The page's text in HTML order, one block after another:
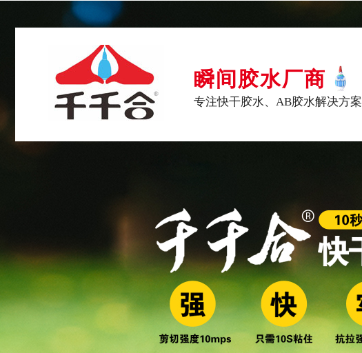
瞬间胶水厂商
专注快干胶水、AB胶水解决方案